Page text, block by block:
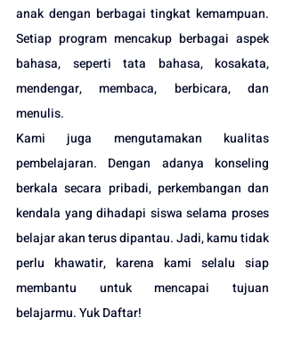
Setiap program mencakup berbagai aspek
bahasa, seperti tata bahasa, kosakata,
mendengar, membaca, berbicara, dan
menulis.
Kami juga mengutamakan kualitas
pembelajaran. Dengan adanya konseling
berkala secara pribadi, perkembangan dan
kendala yang dihadapi siswa selama proses
belajar akan terus dipantau. Jadi, kamu tidak
perlu khawatir, karena kami selalu siap
membantu untuk mencapai tujuan
belajarmu. Yuk Daftar!